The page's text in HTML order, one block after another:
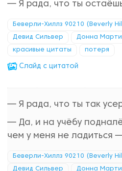
— Я рада, что ты
Беверли-Хиллз 90210 (Beverly
Девид Сильвер Донна
красивые цитаты потеря
Cлайд с цитатой
— Я рада, что ты так
— Да, и на учёбу
чем у меня не ладиться
Беверли-Хиллз 90210 (Beverly
Девид Сильвер Донна